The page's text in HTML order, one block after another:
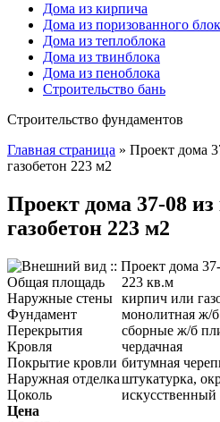
Дома из кирпича
Дома из поризованного
Дома из теплоблока
Дома из твинблока
Дома из пеноблока
Строительство бань
Строительство фундаментов
Главная страница » Проект дома
газобетон 223 м2
Проект дома 37-08
газобетон 223 м2
Общая площадь
223 кв.м
Наружные стены кирпич или
Фундамент
монолитная ж/
Перекрытия
сборные ж/б
Кровля
чердачная
Покрытие кровли битумная
Наружная отделкаштукатурка,
Цоколь
искусственный
Цена